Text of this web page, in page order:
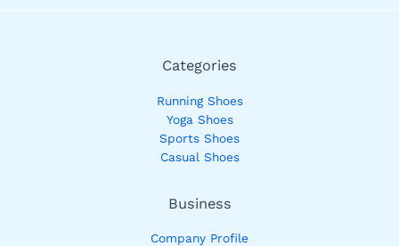
Categories
Running Shoes
Yoga Shoes
Sports Shoes
Casual Shoes
Business
Company Profile